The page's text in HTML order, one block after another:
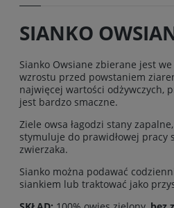
SIANKO
Sianko Owsiane zbierane jest
wzrostu przed powstaniem
najwięcej wartości odżywczych,
jest bardzo smaczne.
Ziele owsa łagodzi stany
stymuluje do prawidłowej pracy
zwierzaka.
Sianko można podawać
siankiem lub traktować jako